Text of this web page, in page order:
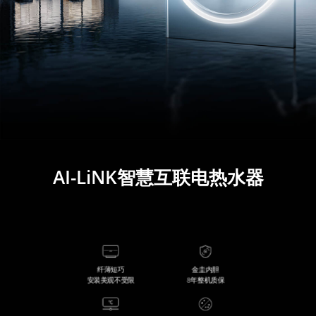
AI-LiNK智慧互联电热水器
纤薄短巧
安装美观不受限
金圭内胆
8年整机质保